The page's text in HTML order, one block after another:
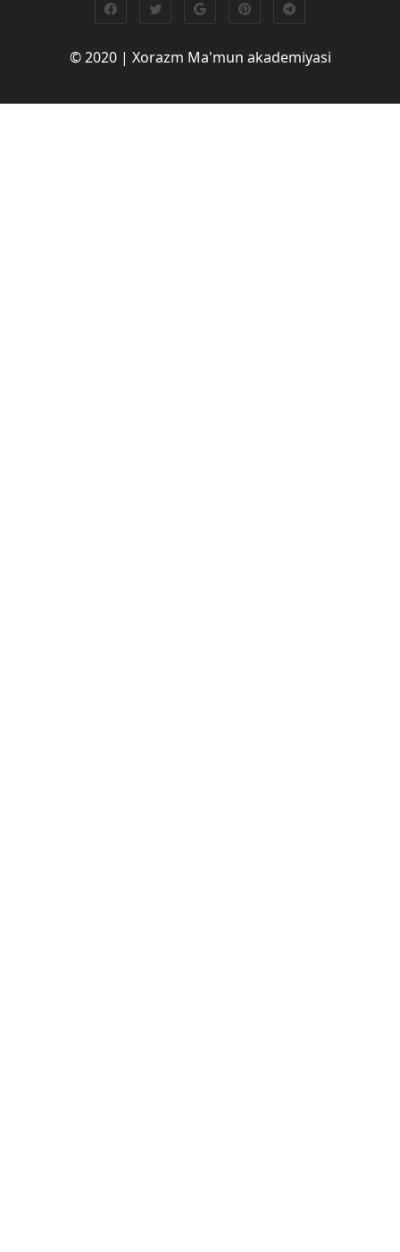
© 2020 | Xorazm Ma'mun akademiyasi